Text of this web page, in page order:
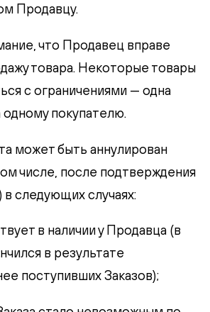
Продавцу.
что Продавец вправе
товара. Некоторые товары
с ограничениями — одна
одному покупателю.
может быть аннулирован
числе, после подтверждения
в следующих случаях:
в наличии у Продавца (в
в результате
поступивших Заказов);